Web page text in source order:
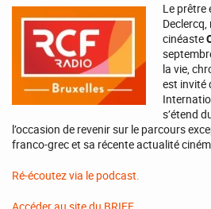
Le prêtre
cinéaste
la vie,
est invité
s’étend
l’occasion de revenir sur le parcours
franco-grec et sa récente actualité
Ré-écoutez via le podcast.